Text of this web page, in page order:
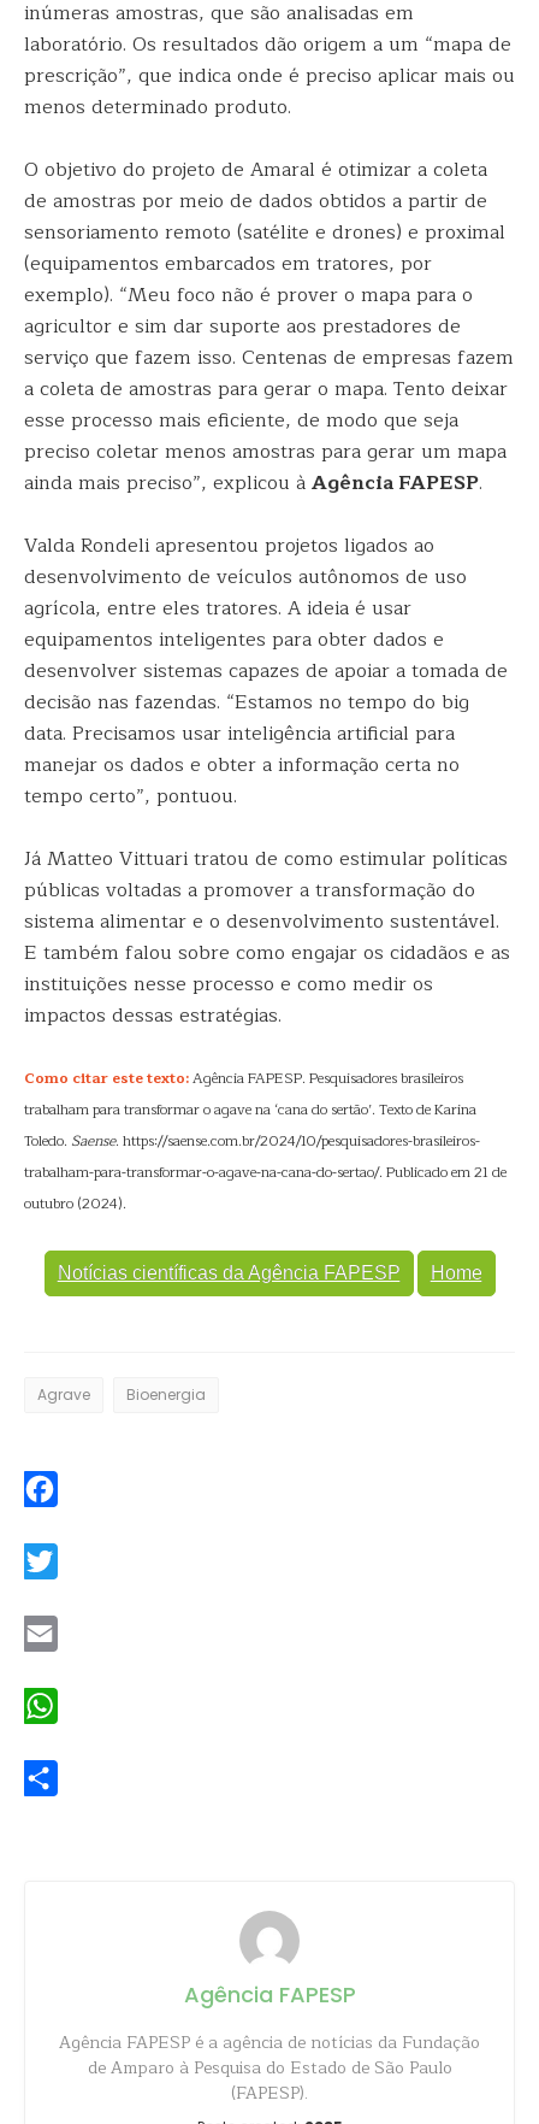
inúmeras amostras, que são analisadas em
laboratório. Os resultados dão origem a um “mapa de
prescrição”, que indica onde é preciso aplicar mais ou
menos determinado produto.
O objetivo do projeto de Amaral é otimizar a coleta
de amostras por meio de dados obtidos a partir de
sensoriamento remoto (satélite e drones) e proximal
(equipamentos embarcados em tratores, por
exemplo). “Meu foco não é prover o mapa para o
agricultor e sim dar suporte aos prestadores de
serviço que fazem isso. Centenas de empresas fazem
a coleta de amostras para gerar o mapa. Tento deixar
esse processo mais eficiente, de modo que seja
preciso coletar menos amostras para gerar um mapa
ainda mais preciso”, explicou àAgência FAPESP.
Valda Rondeli apresentou projetos ligados ao
desenvolvimento de veículos autônomos de uso
agrícola, entre eles tratores. A ideia é usar
equipamentos inteligentes para obter dados e
desenvolver sistemas capazes de apoiar a tomada de
decisão nas fazendas. “Estamos no tempo do big
data. Precisamos usar inteligência artificial para
manejar os dados e obter a informação certa no
tempo certo”, pontuou.
Já Matteo Vittuari tratou de como estimular políticas
públicas voltadas a promover a transformação do
sistema alimentar e o desenvolvimento sustentável.
E também falou sobre como engajar os cidadãos e as
instituições nesse processo e como medir os
impactos dessas estratégias.
Como citar este texto:Agência FAPESP. Pesquisadores brasileiros
trabalham para transformar o agave na ‘cana do sertão’. Texto de Karina
Toledo. Saense. https://saense.com.br/2024/10/pesquisadores-brasileiros-
trabalham-para-transformar-o-agave-na-cana-do-sertao/. Publicado em 21 de
outubro (2024).
Notícias científicas da Agência FAPESP Home
Agrave Bioenergia
Agência FAPESP
Agência FAPESP é a agência de notícias da Fundação
de Amparo à Pesquisa do Estado de São Paulo
(FAPESP).